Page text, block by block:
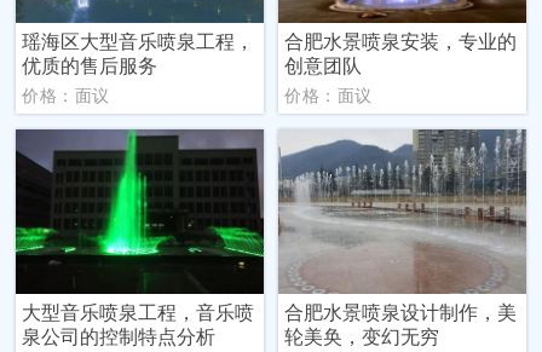
瑶海区大型音乐喷泉工程，
优质的售后服务
价格：面议
合肥水景喷泉安装，专业的
创意团队
价格：面议
大型音乐喷泉工程，音乐喷
泉公司的控制特点分析
合肥水景喷泉设计制作，美
轮美奂，变幻无穷